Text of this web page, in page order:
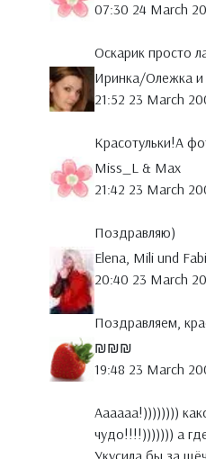
07:30 24 March
Оскарик просто
Иринка/Олежка
21:52 23 March
Красотульки!А
Miss_L & Max
21:42 23 March
Поздравляю)
Elena, Mili und Fabi
20:40 23 March
Поздравляем,
₪₪₪
19:48 23 March
Аааааа!))))))))
чудо!!!!))))))) а